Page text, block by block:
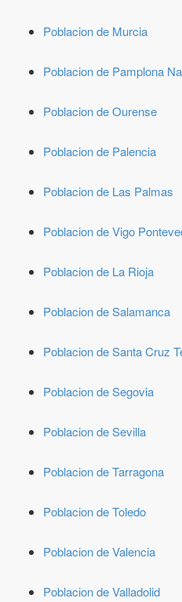
Poblacion de Murcia
Poblacion de Pamplona
Poblacion de Ourense
Poblacion de Palencia
Poblacion de Las Palmas
Poblacion de Vigo
Poblacion de La Rioja
Poblacion de Salamanca
Poblacion de Santa Cruz
Poblacion de Segovia
Poblacion de Sevilla
Poblacion de Tarragona
Poblacion de Toledo
Poblacion de Valencia
Poblacion de Valladolid